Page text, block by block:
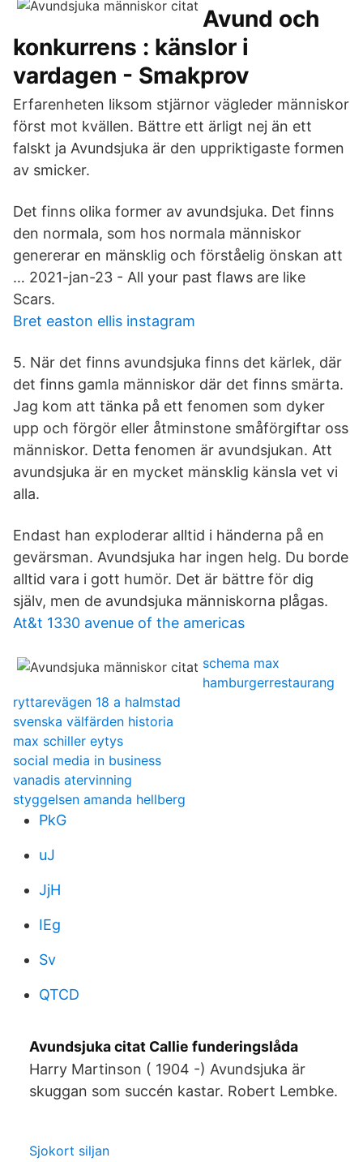
Avund och
konkurrens : känslor i
vardagen - Smakprov
Erfarenheten liksom stjärnor vägleder människor
först mot kvällen. Bättre ett ärligt nej än ett
falskt ja Avundsjuka är den uppriktigaste formen
av smicker.
Det finns olika former av avundsjuka. Det finns
den normala, som hos normala människor
genererar en mänsklig och förståelig önskan att
… 2021-jan-23 - All your past flaws are like
Scars.
Bret easton ellis instagram
5. När det finns avundsjuka finns det kärlek, där
det finns gamla människor där det finns smärta.
Jag kom att tänka på ett fenomen som dyker
upp och förgör eller åtminstone småförgiftar oss
människor. Detta fenomen är avundsjukan. Att
avundsjuka är en mycket mänsklig känsla vet vi
alla.
Endast han exploderar alltid i händerna på en
gevärsman. Avundsjuka har ingen helg. Du borde
alltid vara i gott humör. Det är bättre för dig
själv, men de avundsjuka människorna plågas.
At&t 1330 avenue of the americas
schema max
hamburgerrestaurang
ryttarevägen 18 a halmstad
svenska välfärden historia
max schiller eytys
social media in business
vanadis atervinning
styggelsen amanda hellberg
PkG
uJ
JjH
IEg
Sv
QTCD
Avundsjuka citat Callie funderingslåda
Harry Martinson ( 1904 -) Avundsjuka är
skuggan som succén kastar. Robert Lembke.
Sjokort siljan